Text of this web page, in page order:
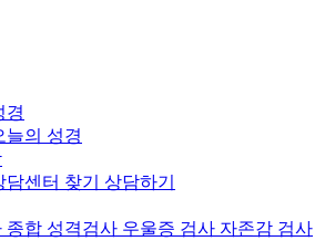
경
늘의 성경
담센터 찾기 상담하기
종합 성격검사 우울증 검사 자존감 검사